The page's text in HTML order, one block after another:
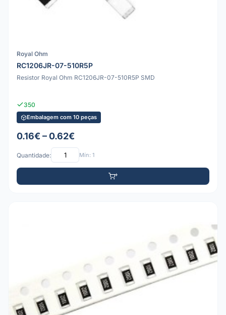
Royal Ohm
RC1206JR-07-510R5P
Resistor Royal Ohm RC1206JR-07-510R5P SMD
350
Embalagem com 10 peças
0.16€ – 0.62€
Quantidade: Mín: 1